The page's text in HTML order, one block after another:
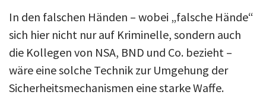
In den falschen Händen – wobei „falsche Hände“
sich hier nicht nur auf Kriminelle, sondern auch
die Kollegen von NSA, BND und Co. bezieht –
wäre eine solche Technik zur Umgehung der
Sicherheitsmechanismen eine starke Waffe.